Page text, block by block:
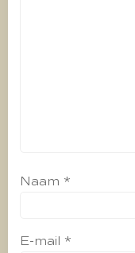
Naam *
E-mail *